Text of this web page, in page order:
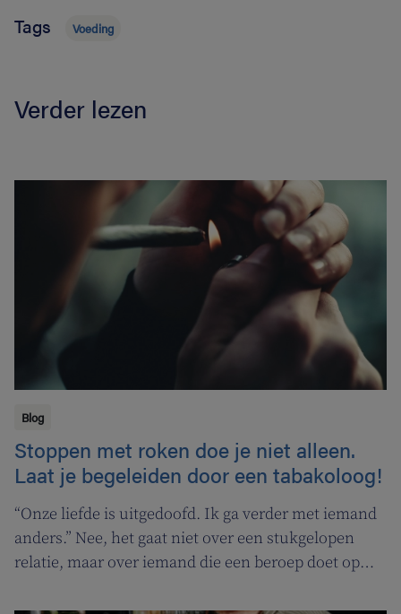
Tags Voeding
Verder lezen
Blog
Stoppen met roken doe je niet alleen.
Laat je begeleiden door een tabakoloog!
“Onze liefde is uitgedoofd. Ik ga verder met iemand
anders.” Nee, het gaat niet over een stukgelopen
relatie, maar over iemand die een beroep doet op